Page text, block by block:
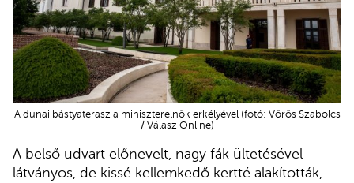
A dunai bástyaterasz a miniszterelnök erkélyével (fotó: Vörös Szabolcs
/ Válasz Online)
A belső udvart előnevelt, nagy fák ültetésével
látványos, de kissé kellemkedő kertté alakították,